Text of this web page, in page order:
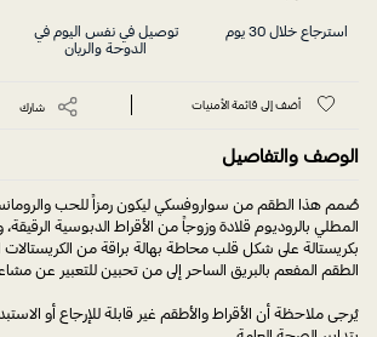
استرجاع خلال 30 يوم
توصيل في نفس اليوم في
الدوحة والريان
أضف إلى قائمة الأمنيات شارك
الوصف والتفاصيل
صُمم هذا الطقم من سواروفسكي ليكون رمزاً للحب
المطلي بالروديوم قلادة وزوجاً من الأقراط الدبوسية
بكريستالة على شكل قلب محاطة بهالة براقة من
الطقم المفعم بالبريق الساحر إلى من تحبين للتعبير عن
يُرجى ملاحظة أن الأقراط والأطقم غير قابلة للإرجاع أو